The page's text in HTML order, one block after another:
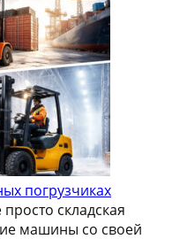
погрузчиках
складская
машины со своей